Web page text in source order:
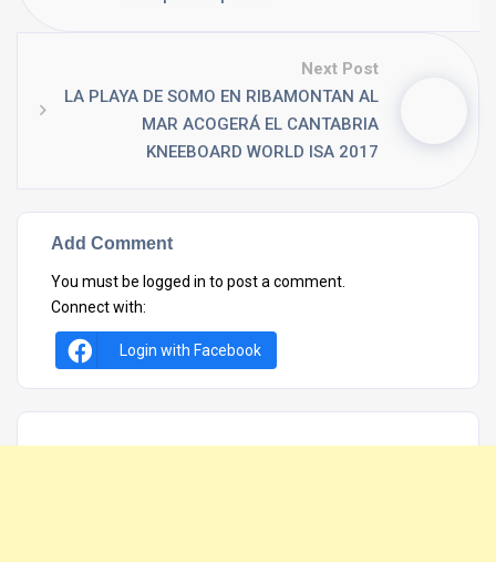
Next Post
LA PLAYA DE SOMO EN RIBAMONTAN AL
MAR ACOGERÁ EL CANTABRIA
KNEEBOARD WORLD ISA 2017
Add Comment
You must be logged in to post a comment.
Connect with:
Login with Facebook